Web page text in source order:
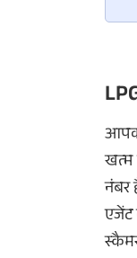
खत्म
नंबर
एजेंट